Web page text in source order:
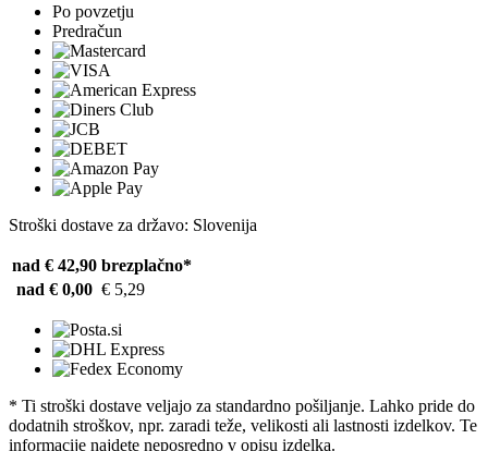
Po povzetju
Predračun
Stroški dostave za državo: Slovenija
nad € 42,90 brezplačno*
nad € 0,00 € 5,29
* Ti stroški dostave veljajo za standardno pošiljanje. Lahko pride do
dodatnih stroškov, npr. zaradi teže, velikosti ali lastnosti izdelkov. Te
informacije najdete neposredno v opisu izdelka.